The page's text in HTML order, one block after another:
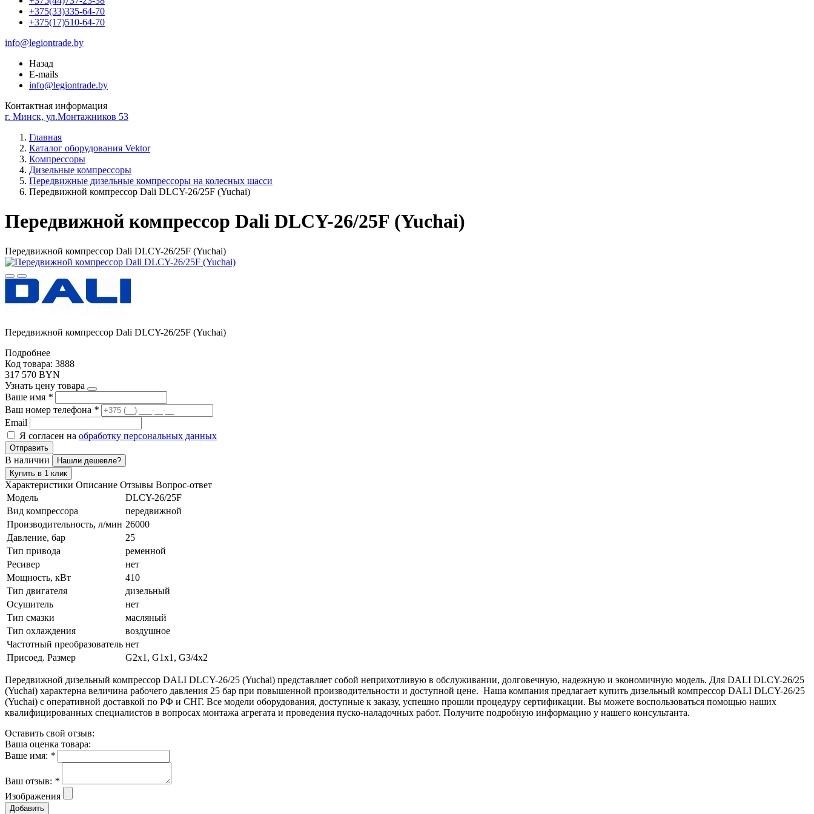
+375(33)335-64-70
+375(17)510-64-70
info@legiontrade.by
Назад
E-mails
info@legiontrade.by
Контактная информация
г. Минск, ул.Монтажников 53
Главная
Каталог оборудования Vektor
Компрессоры
Дизельные компрессоры
Передвижные дизельные компрессоры на колесных шасси
Передвижной компрессор Dali DLCY-26/25F (Yuchai)
Передвижной компрессор Dali DLCY-26/25F (Yuchai)
Передвижной компрессор Dali DLCY-26/25F (Yuchai)
Передвижной компрессор Dali DLCY-26/25F (Yuchai)
Подробнее
Код товара: 3888
317 570 BYN
Узнать цену товара
Ваше имя *
Ваш номер телефона *
Email
Я согласен на обработку персональных данных
Отправить
В наличии
Нашли дешевле?
Купить в 1 клик
Характеристики Описание Отзывы Вопрос-ответ
Модель
DLCY-26/25F
Вид компрессора
передвижной
Производительность, л/мин 26000
Давление, бар
25
Тип привода
ременной
Ресивер
нет
Мощность, кВт
410
Тип двигателя
дизельный
Осушитель
нет
Тип смазки
масляный
Тип охлаждения
воздушное
Частотный преобразователь нет
Присоед. Размер
G2x1, G1x1, G3/4x2
Передвижной дизельный компрессор DALI DLCY-26/25 (Yuchai) представляет собой неприхотливую в обслуживании, долговечную, надежную и экономичную модель. Для DALI DLCY-26/25
(Yuchai) характерна величина рабочего давления 25 бар при повышенной производительности и доступной цене. Наша компания предлагает купить дизельный компрессор DALI DLCY-26/25
(Yuchai) с оперативной доставкой по РФ и СНГ. Все модели оборудования, доступные к заказу, успешно прошли процедуру сертификации. Вы можете воспользоваться помощью наших
квалифицированных специалистов в вопросах монтажа агрегата и проведения пуско-наладочных работ. Получите подробную информацию у нашего консультанта.
Оставить свой отзыв:
Ваша оценка товара:
Ваше имя: *
Ваш отзыв: *
Изображения
Добавить